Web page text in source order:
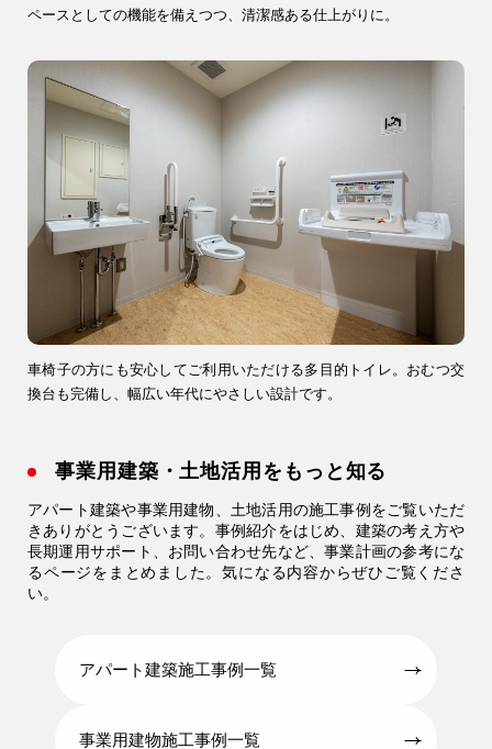
ペースとしての機能を備えつつ、清潔感ある仕上がりに。
車椅子の方にも安心してご利用いただける多目的トイレ。おむつ交
換台も完備し、幅広い年代にやさしい設計です。
事業用建築・土地活用をもっと知る
アパート建築や事業用建物、土地活用の施工事例をご覧いただ
きありがとうございます。事例紹介をはじめ、建築の考え方や
長期運用サポート、お問い合わせ先など、事業計画の参考にな
るページをまとめました。気になる内容からぜひご覧くださ
い。
アパート建築施工事例一覧
事業用建物施工事例一覧